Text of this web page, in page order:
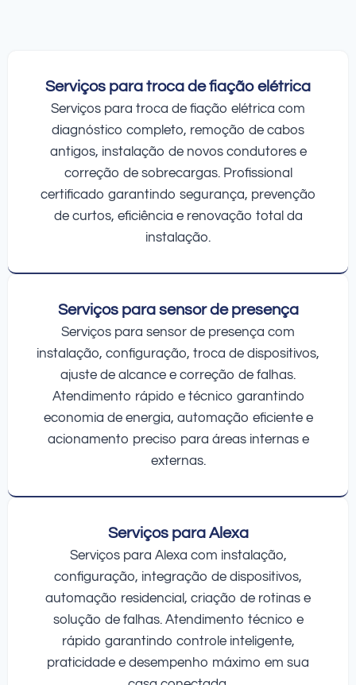
Serviços para troca de fiação elétrica
Serviços para troca de fiação elétrica com
diagnóstico completo, remoção de cabos
antigos, instalação de novos condutores e
correção de sobrecargas. Profissional
certificado garantindo segurança, prevenção
de curtos, eficiência e renovação total da
instalação.
Serviços para sensor de presença
Serviços para sensor de presença com
instalação, configuração, troca de dispositivos,
ajuste de alcance e correção de falhas.
Atendimento rápido e técnico garantindo
economia de energia, automação eficiente e
acionamento preciso para áreas internas e
externas.
Serviços para Alexa
Serviços para Alexa com instalação,
configuração, integração de dispositivos,
automação residencial, criação de rotinas e
solução de falhas. Atendimento técnico e
rápido garantindo controle inteligente,
praticidade e desempenho máximo em sua